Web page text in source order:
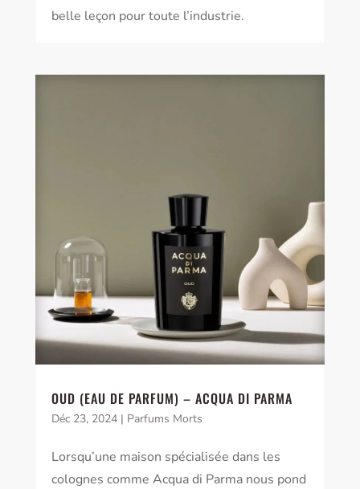
belle leçon pour toute l’industrie.
OUD (EAU DE PARFUM) – ACQUA DI PARMA
Déc 23, 2024| Parfums Morts
Lorsqu’une maison spécialisée dans les
colognes comme Acqua di Parma nous pond